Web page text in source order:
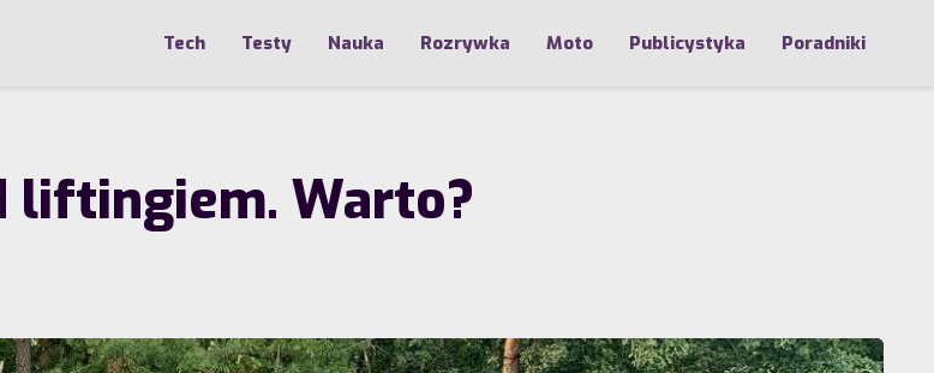
Tech Testy Nauka Rozrywka Moto Publicystyka Poradniki
liftingiem. Warto?